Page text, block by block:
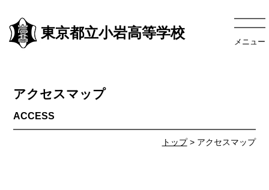
東京都立小岩高等学校
メニュー
トップ> アクセスマップ
アクセスマップ